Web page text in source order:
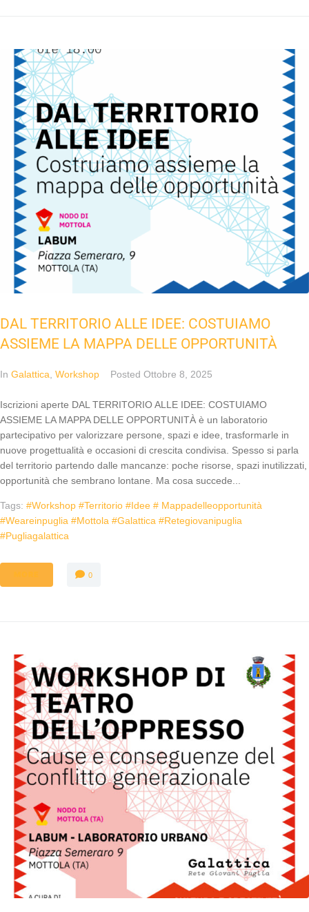
DAL TERRITORIO ALLE IDEE: COSTUIAMO
ASSIEME LA MAPPA DELLE OPPORTUNITÀ
In Galattica Workshop Posted Ottobre 8, 2025
Iscrizioni aperte DAL TERRITORIO ALLE IDEE: COSTUIAMO
ASSIEME LA MAPPA DELLE OPPORTUNITÀ è un laboratorio
partecipativo per valorizzare persone, spazi e idee, trasformarle in
nuove progettualità e occasioni di crescita condivisa. Spesso si parla
del territorio partendo dalle mancanze: poche risorse, spazi inutilizzati,
opportunità che sembrano lontane. Ma cosa succede...
Tags: #workshop #territorio #idee # Mappadelleopportunità
#weareinpuglia #mottola #galattica #retegiovanipuglia
#pugliagalattica
0